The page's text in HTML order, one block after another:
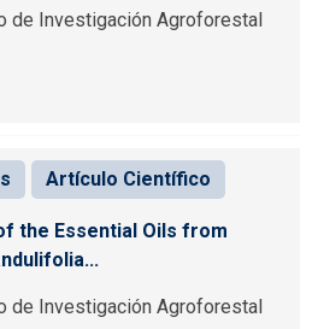
de Investigación Agroforestal
Artículo Científico
the Essential Oils from
de Investigación Agroforestal